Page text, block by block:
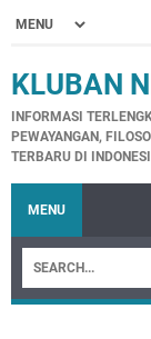
KLUBAN
INFORMASI
PEWAYANGAN,
TERBARU DI
MENU